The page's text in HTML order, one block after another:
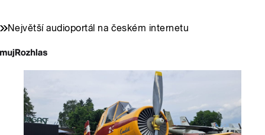
Největší audioportál na českém internetu